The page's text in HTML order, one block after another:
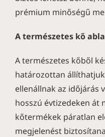
prémium minőségű
A természetes kő
A természetes kőből
határozottan
ellenállnak az időjárás
hosszú évtizedeken át
kőtermékek páratlan
megjelenést